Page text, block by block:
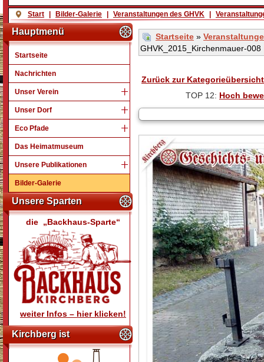
Start Bilder-Galerie Veranstaltungen des GHVK
Hauptmenü
Startseite
Nachrichten
Unser Verein
Unser Dorf
Eco Pfade
Das Heimatmuseum
Unsere Publikationen
Bilder-Galerie
Unsere Sparten
die „Backhaus-Sparte“
weiter Infos – hier klicken!
Kirchberg ist
Startseite »
GHVK_2015_Kirchenmauer-008
Zurück zur Kategorieübersicht
TOP 12: Hoch